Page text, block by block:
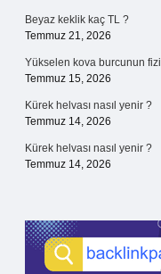
Beyaz keklik kaç TL ?
Temmuz 21, 2026
Yükselen kova burcunun
Temmuz 15, 2026
Kürek helvası nasıl yenir ?
Temmuz 14, 2026
Kürek helvası nasıl yenir ?
Temmuz 14, 2026